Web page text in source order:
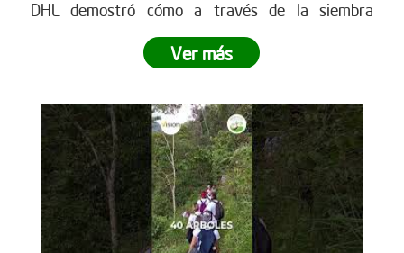
DHL demostró cómo a través de la siembra
significativa en nuestro planeta.¿Listo para dejar
tu propia huella? Únete a este movimiento verde y
nuestra página web para más información sobre
cómo puedes participar. www.reddearboles.org
Ver más